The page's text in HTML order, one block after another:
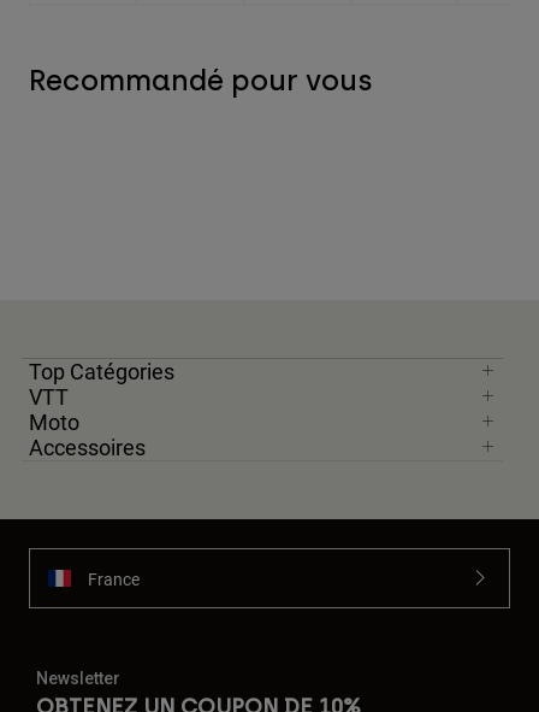
Recommandé pour vous
Top Catégories
VTT
Moto
Accessoires
France
Newsletter